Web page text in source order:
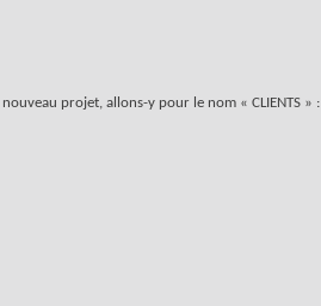
projet, allons-y pour le nom « CLIENTS » :